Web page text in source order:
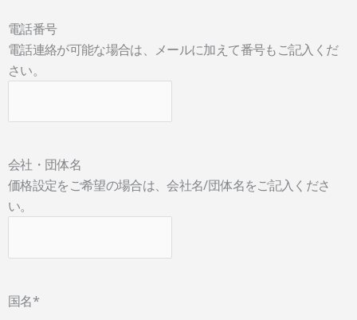
電話番号
電話連絡が可能な場合は、メールに加えて番号もご記入くだ
さい。
会社・団体名
価格設定をご希望の場合は、会社名/団体名をご記入くださ
い。
国名*